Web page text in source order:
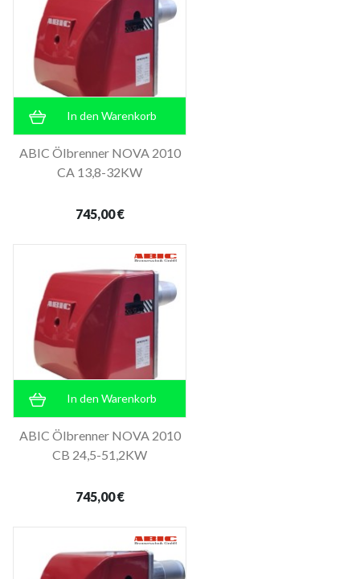
In den Warenkorb
ABIC Ölbrenner NOVA 2010
CA 13,8-32KW
745,00 €
In den Warenkorb
ABIC Ölbrenner NOVA 2010
CB 24,5-51,2KW
745,00 €